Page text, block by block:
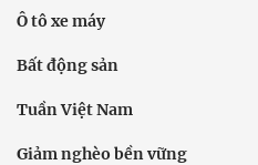
Ô tô xe máy
Bất động sản
Tuần Việt Nam
Giảm nghèo bền vững